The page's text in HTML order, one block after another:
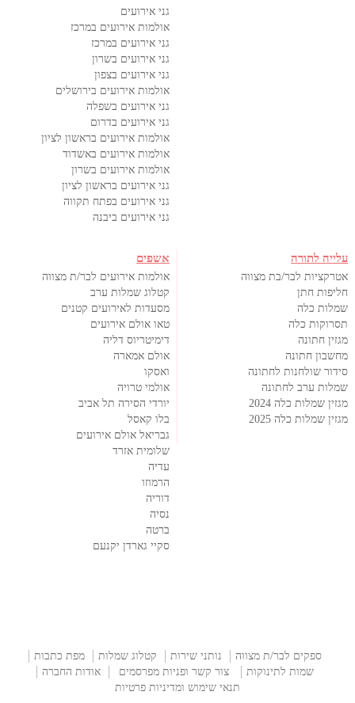
גני אירועים
אולמות אירועים במרכז
גני אירועים במרכז
גני אירועים בשרון
גני אירועים בצפון
אולמות אירועים בירושלים
גני אירועים בשפלה
גני אירועים בדרום
אולמות אירועים בראשון לציון
אולמות אירועים באשדוד
אולמות אירועים בשרון
גני אירועים בראשון לציון
גני אירועים בפתח תקווה
גני אירועים ביבנה
עלייה לתורה
אטרקציות לבר/בת מצווה
חליפות חתן
שמלות כלה
תסרוקות כלה
מגזין חתונה
מחשבון חתונה
סידור שולחנות לחתונה
שמלות ערב לחתונה
מגזין שמלות כלה 2024
מגזין שמלות כלה 2025
אשפים
אולמות אירועים לבר/ת מצווה
קטלוג שמלות ערב
מסעדות לאירועים קטנים
טאו אולם אירועים
דימיטריוס דליה
אולם אמארה
ואסקו
אולמי טרויה
יורדי הסירה תל אביב
בלו קאסל
גבריאל אולם אירועים
שלומית אזרד
עדיה
הרמוזו
דוריה
נסיה
ברטה
סקיי גארדן יקנעם
ספקים לבר/ת מצווה נותני שירות קטלוג שמלות
מפת כתבות
שמות לתינוקות
צור קשר ופניות מפרסמים
אודות החברה
תנאי שימוש ומדיניות פרטיות